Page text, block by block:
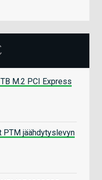
M.2 PCI Express
PTM jäähdytyslevyn